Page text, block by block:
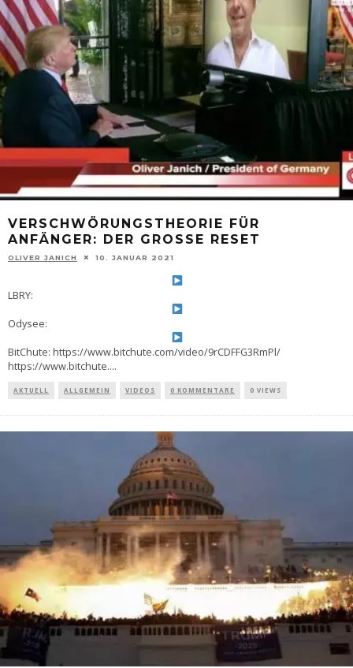
VERSCHWÖRUNGSTHEORIE FÜR
ANFÄNGER: DER GROSSE RESET
OLIVER JANICH 10. JANUAR 2021
LBRY:
Odysee:
BitChute: https://www.bitchute.com/video/9rCDFFG3RmPl/
https://www.bitchute....
AKTUELL ALLGEMEIN VIDEOS 0 KOMMENTARE 0 VIEWS